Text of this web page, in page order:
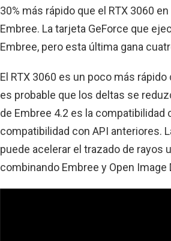
30% más rápido que el RTX 3060
Embree. La tarjeta GeForce que
Embree, pero esta última gana
El RTX 3060 es un poco más
es probable que los deltas se
de Embree 4.2 es la
compatibilidad con API anteriores.
puede acelerar el trazado de rayos
combinando Embree y Open Image